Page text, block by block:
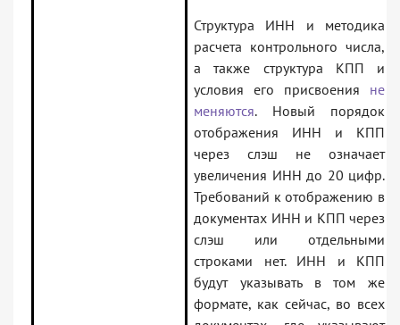
Структура ИНН и методика
расчета контрольного числа,
а также структура КПП и
условия его присвоения не
меняются. Новый порядок
отображения ИНН и КПП
через слэш не означает
увеличения ИНН до 20 цифр.
Требований к отображению в
документах ИНН и КПП через
слэш или отдельными
строками нет. ИНН и КПП
будут указывать в том же
формате, как сейчас, во всех